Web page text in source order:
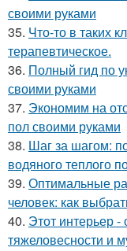
своими руками
35. Что-то в таких
терапевтическое.
36. Полный гид по
своими руками
37. Экономим на
пол своими руками
38. Шаг за шагом:
водяного теплого
39. Оптимальные
человек: как
40. Этот интерьер -
тяжеловесности и